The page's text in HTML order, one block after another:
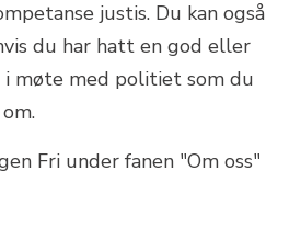
justis. Du kan også
du har hatt en god eller
møte med politiet som du
Fri under fanen "Om oss"